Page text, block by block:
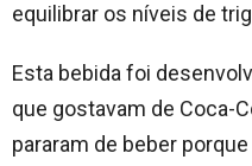
equilibrar os níveis de
Esta bebida foi
que gostavam de Coca-
pararam de beber